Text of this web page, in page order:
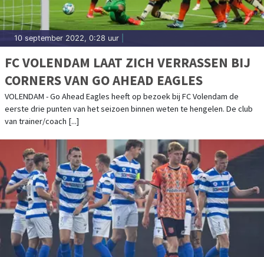
10 september 2022, 0:28 uur
FC VOLENDAM LAAT ZICH VERRASSEN BIJ
CORNERS VAN GO AHEAD EAGLES
VOLENDAM - Go Ahead Eagles heeft op bezoek bij FC Volendam de
eerste drie punten van het seizoen binnen weten te hengelen. De club
van trainer/coach [...]